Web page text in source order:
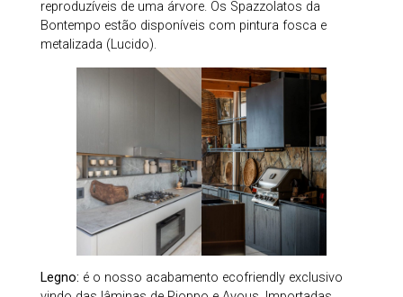
reproduzíveis de uma árvore. Os Spazzolatos da
Bontempo estão disponíveis com pintura fosca e
metalizada (Lucido).
Legno: é o nosso acabamento ecofriendly exclusivo